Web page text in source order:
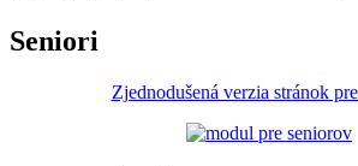
Seniori
Zjednodušená verzia stránok